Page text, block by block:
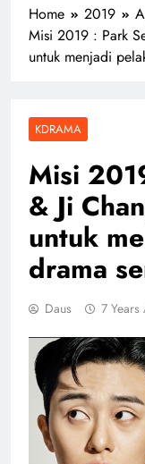
Home 2019
Misi 2019 : Park
untuk menjadi
KDRAMA
Misi
& Ji
untuk
drama
Daus 7 Years